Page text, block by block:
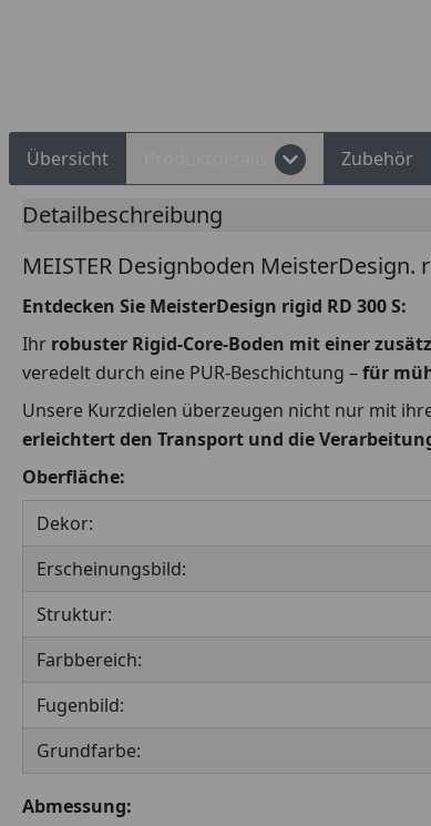
Übersicht Zubehör
Detailbeschreibung
MEISTER Designboden MeisterDesign.
Entdecken Sie MeisterDesign rigid RD 300 S:
Ihr robuster Rigid-Core-Boden mit einer
veredelt durch eine PUR-Beschichtung –für
Unsere Kurzdielen überzeugen nicht nur mit
erleichtert den Transport und die
Oberfläche:
Dekor:
Erscheinungsbild:
Struktur:
Farbbereich:
Fugenbild:
Grundfarbe:
Abmessung: